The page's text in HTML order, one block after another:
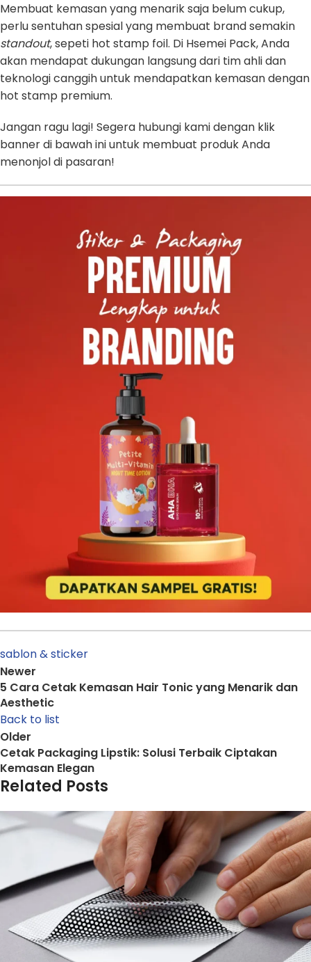
Membuat kemasan yang menarik saja belum cukup,
perlu sentuhan spesial yang membuat brand semakin
standout, sepeti hot stamp foil. Di Hsemei Pack, Anda
akan mendapat dukungan langsung dari tim ahli dan
teknologi canggih untuk mendapatkan kemasan dengan
hot stamp premium.
Jangan ragu lagi! Segera hubungi kami dengan klik
banner di bawah ini untuk membuat produk Anda
menonjol di pasaran!
sablon & sticker
Newer
5 Cara Cetak Kemasan Hair Tonic yang Menarik dan
Aesthetic
Back to list
Older
Cetak Packaging Lipstik: Solusi Terbaik Ciptakan
Kemasan Elegan
Related Posts